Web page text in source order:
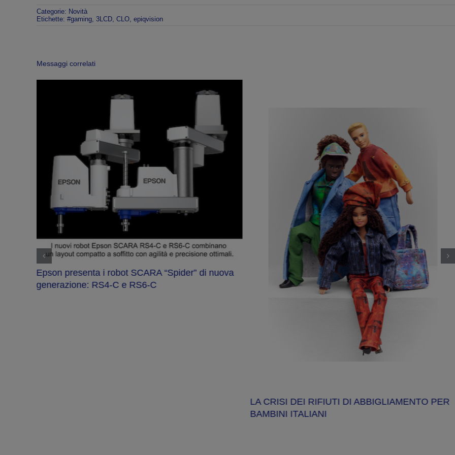
Categorie: Novità
Etichette: #gaming, 3LCD, CLO, epiqvision
Messaggi correlati
Epson presenta i robot SCARA “Spider” di nuova
generazione: RS4-C e RS6-C
LA CRISI DEI RIFIUTI DI ABBIGLIAMENTO PER
BAMBINI ITALIANI